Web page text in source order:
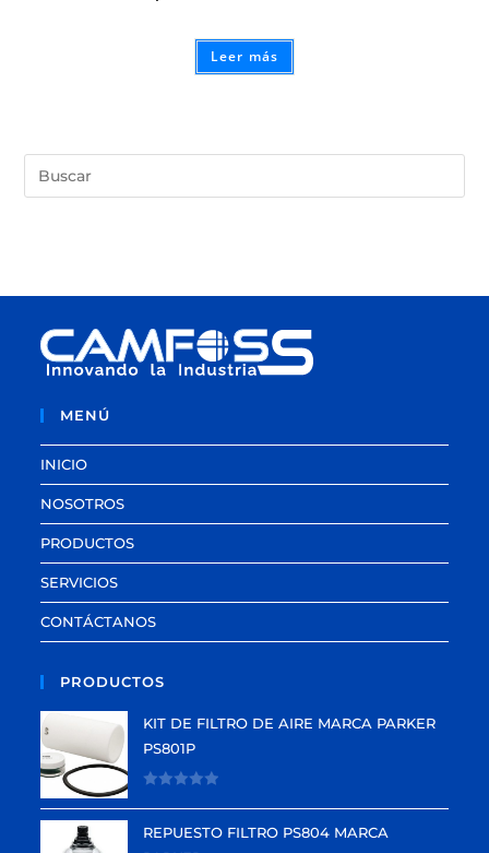
Leer más
MENÚ
INICIO
NOSOTROS
PRODUCTOS
SERVICIOS
CONTÁCTANOS
PRODUCTOS
KIT DE FILTRO DE AIRE MARCA PARKER
PS801P
REPUESTO FILTRO PS804 MARCA